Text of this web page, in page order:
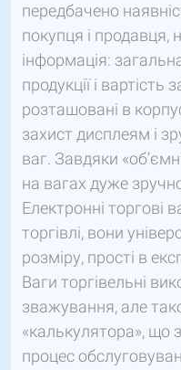
передбачено
покупця і продавця,
інформація:
продукції і
розташовані в
захист дисплеям і
ваг. Завдяки
на вагах дуже
Електронні торгові
торгівлі, вони
розміру, прості в
Ваги торгівельні
зважування, але
«калькулятора»,
процес